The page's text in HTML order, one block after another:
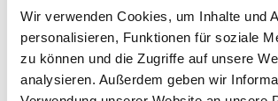
Wir verwenden Cookies, um Inhalte und
personalisieren, Funktionen für soziale
zu können und die Zugriffe auf unsere
analysieren. Außerdem geben wir
Psychologie und Spiritualität
das gesammelte Wissen
hunderter Experten
Umfangreiches Bonusmaterial